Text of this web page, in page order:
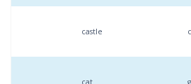
castle
cat